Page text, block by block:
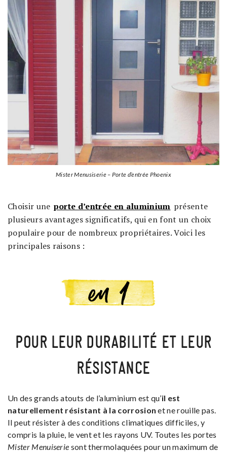
Mister Menusiserie – Porte d’entrée Phoenix
Choisir une porte d’entrée en aluminium présente
plusieurs avantages significatifs, qui en font un choix
populaire pour de nombreux propriétaires. Voici les
principales raisons :
POUR LEUR DURABILITÉ ET LEUR
RÉSISTANCE
Un des grands atouts de l’aluminium est qu’il est
naturellement résistant à la corrosion et ne rouille pas.
Il peut résister à des conditions climatiques difficiles, y
compris la pluie, le vent et les rayons UV. Toutes les portes
Mister Menuiserie sont thermolaquées pour un maximum de